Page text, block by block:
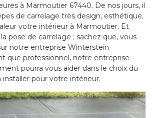
à Marmoutier 67440. De nos jours, il
de carrelage très design, esthétique,
votre intérieur à Marmoutier. Et
pose de carrelage ; sachez que, vous
notre entreprise Winterstein
que professionnel, notre entreprise
pourra vous aider dans le choix du
installer pour votre intérieur.